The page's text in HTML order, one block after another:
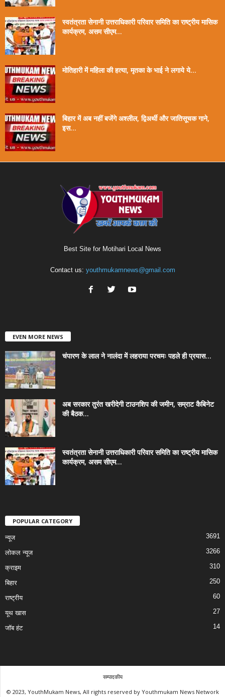
स्वतंत्रता सेनानी उत्तराधिकारी परिवार समिति का राष्ट्रीय मासिक
कार्यक्रम, असम सीएम...
मोतिहारी में महिला की हत्या, मृतका के भाई ने लगाये ये...
बिहार में अब नहीं बजेंगे अश्लील, द्विअर्थी और जातिसूचक गाने,
इस...
Best Site for Motihari Local News
Contact us: youthmukamnews@gmail.com
EVEN MORE NEWS
चंपारण के लाल ने नालंदा में लहराया परचमः पहले ही प्रयास...
अब सरकार तुरंत खरीदेगी टाउनशिप की जमीन, सम्राट कैबिनेट
की बैठक...
स्वतंत्रता सेनानी उत्तराधिकारी परिवार समिति का राष्ट्रीय मासिक
कार्यक्रम, असम सीएम...
POPULAR CATEGORY
न्यूज 3691
लोकल न्यूज 3266
क्राइम 310
बिहार 250
राष्ट्रीय 60
यूथ खास 27
जॉब हंट 14
सम्पादकीय
© 2023, YouthMukam News, All rights reserved by Youthmukam News Network